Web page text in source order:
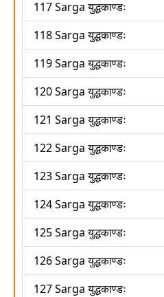
117 Sarga युद्धकाण्डः
118 Sarga युद्धकाण्डः
119 Sarga युद्धकाण्डः
120 Sarga युद्धकाण्डः
121 Sarga युद्धकाण्डः
122 Sarga युद्धकाण्डः
123 Sarga युद्धकाण्डः
124 Sarga युद्धकाण्डः
125 Sarga युद्धकाण्डः
126 Sarga युद्धकाण्डः
127 Sarga युद्धकाण्डः